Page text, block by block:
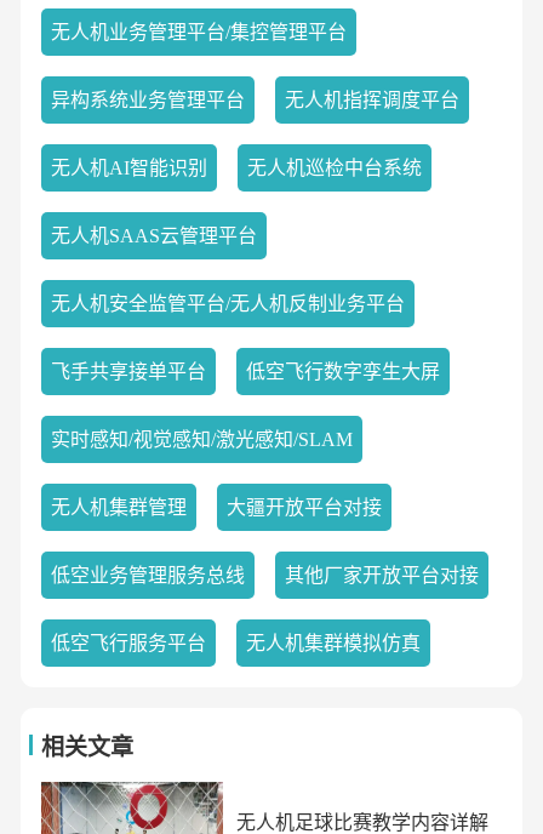
无人机业务管理平台/集控管理平台
异构系统业务管理平台 无人机指挥调度平台
无人机AI智能识别 无人机巡检中台系统
无人机SAAS云管理平台
无人机安全监管平台/无人机反制业务平台
飞手共享接单平台 低空飞行数字孪生大屏
实时感知/视觉感知/激光感知/SLAM
无人机集群管理 大疆开放平台对接
低空业务管理服务总线 其他厂家开放平台对接
低空飞行服务平台 无人机集群模拟仿真
相关文章
无人机足球比赛教学内容详解